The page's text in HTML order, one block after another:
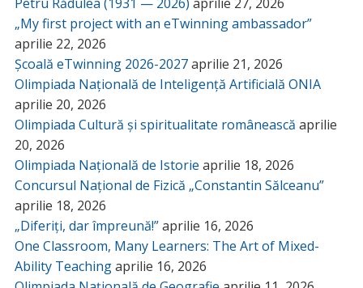
„My first project with an eTwinning ambassador”
aprilie 22, 2026
Școală eTwinning 2026-2027aprilie 21, 2026
Olimpiada Națională de Inteligență Artificială ONIA
aprilie 20, 2026
Olimpiada Cultură și spiritualitate românească aprilie
20, 2026
Olimpiada Națională de Istorie aprilie 18, 2026
Concursul Național de Fizică „Constantin Sălceanu”
aprilie 18, 2026
„Diferiți, dar împreună!”aprilie 16, 2026
One Classroom, Many Learners: The Art of Mixed-
Ability Teachingaprilie 16, 2026